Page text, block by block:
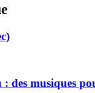
des musiques